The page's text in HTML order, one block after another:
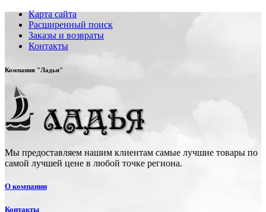
Карта сайта
Расширенный поиск
Заказы и возвраты
Контакты
Компания "Ладья"
Мы предоставляем нашим клиентам самые лучшие товары по
самой лучшей цене в любой точке региона.
О компании
Контакты